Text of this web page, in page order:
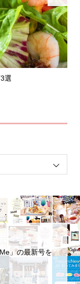
選
」の最新号を